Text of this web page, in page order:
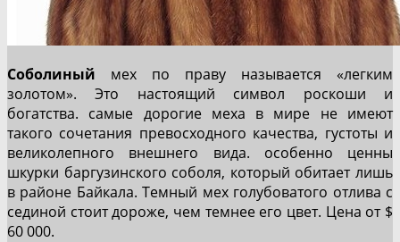
Соболиный мех по праву называется «легким
золотом». Это настоящий символ роскоши и
богатства. самые дорогие меха в мире не имеют
такого сочетания превосходного качества, густоты и
великолепного внешнего вида. особенно ценны
шкурки баргузинского соболя, который обитает лишь
в районе Байкала. Темный мех голубоватого отлива с
сединой стоит дороже, чем темнее его цвет. Цена от $
60 000.